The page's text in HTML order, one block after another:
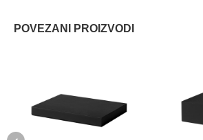
POVEZANI PROIZVODI